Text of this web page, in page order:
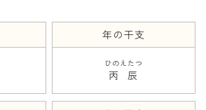
年の干支
丙辰
ひのえたつ